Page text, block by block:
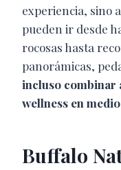
experiencia, sino
pueden ir desde
rocosas hasta
panorámicas,
incluso combinar
wellness en
Buffalo